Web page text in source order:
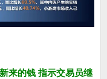
来的钱 指示交易员继